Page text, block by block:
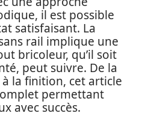
il est possible
satisfaisant. La
rail implique une
bricoleur, qu’il soit
peut suivre. De la
la finition, cet article
permettant
avec succès.